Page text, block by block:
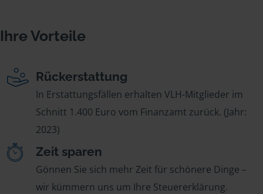
Ihre Vorteile
Rückerstattung
In Erstattungsfällen erhalten VLH-Mitglieder im
Schnitt 1.400 Euro vom Finanzamt zurück. (Jahr:
2023)
Zeit sparen
Gönnen Sie sich mehr Zeit für schönere Dinge –
wir kümmern uns um Ihre Steuererklärung.